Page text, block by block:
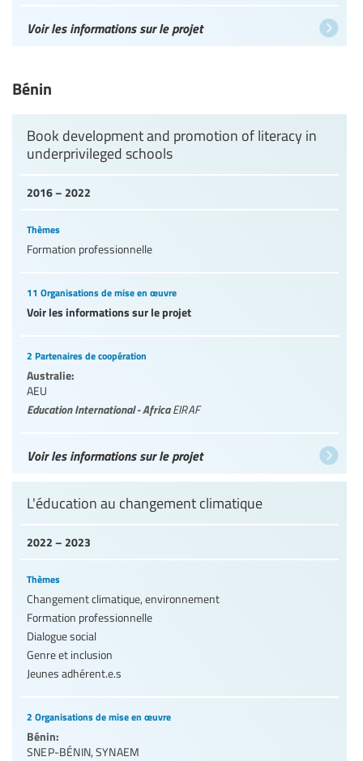
Voir les informations sur le projet
Bénin
2016 – 2022
Book development and promotion of literacy in
underprivileged schools
Thèmes
Formation professionnelle
11 Organisations de mise en œuvre
Voir les informations sur le projet
2 Partenaires de coopération
Australie:
AEU
Education International - AfricaEIRAF
Voir les informations sur le projet
2022 – 2023
L'éducation au changement climatique
Thèmes
Changement climatique, environnement
Formation professionnelle
Dialogue social
Genre et inclusion
Jeunes adhérent.e.s
2 Organisations de mise en œuvre
Bénin:
SNEP-BÉNIN, SYNAEM